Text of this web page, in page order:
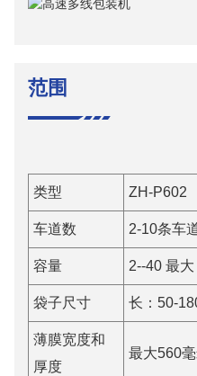
范围
类型 ZH-P602
车道数 2-10条车
容量 2--40 最
袋子尺寸 长：50-
薄膜宽度和
厚度
最大560